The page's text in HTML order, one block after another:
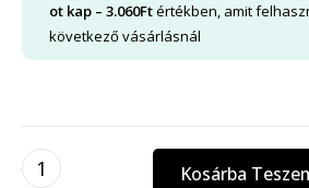
ot kap – 3.060Ftértékben, amit
következő vásárlásnál
Kosárba